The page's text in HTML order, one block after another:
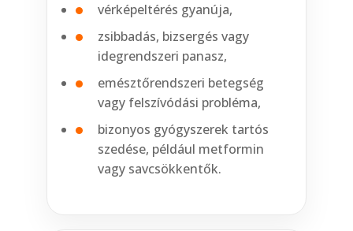
vérképeltérés gyanúja,
zsibbadás, bizsergés vagy
idegrendszeri panasz,
emésztőrendszeri betegség
vagy felszívódási probléma,
bizonyos gyógyszerek tartós
szedése, például metformin
vagy savcsökkentők.